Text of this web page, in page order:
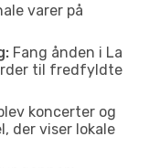
varer på
Fang ånden i La
til fredfyldte
koncerter og
der viser lokale